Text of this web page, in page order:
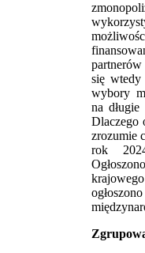
się wtedy
wybory
na
Dlaczego
zrozumie
rok